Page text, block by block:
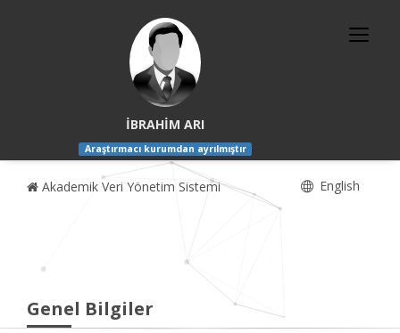
İBRAHİM ARI
Araştırmacı kurumdan ayrılmıştır
Akademik Veri Yönetim Sistemi English
Genel Bilgiler